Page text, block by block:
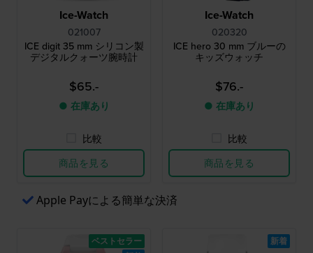
Ice-Watch
021007
ICE digit 35 mm シリコン製
デジタルクォーツ腕時計
$65.-
● 在庫あり
比較
商品を見る
Ice-Watch
020320
ICE hero 30 mm ブルーの
キッズウォッチ
$76.-
● 在庫あり
比較
商品を見る
Apple Payによる簡単な決済
ベストセラー
新着